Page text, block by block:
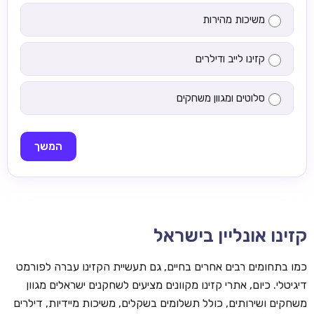
משיכות מהירות
קזינו לייב ודילרים
סלוטים ומגוון משחקים
המשך
קזינו אונליין בישראל
כמו בתחומים רבים אחרים בחיים, גם תעשיית הקזינו עברה לפורמט
דיגיטלי. כיום, אתרי קזינו מקוונים מציעים לשחקנים ישראלים מגוון
משחקים ושירותים, כולל תשלומים בשקלים, משיכות מיידיות, דילרים